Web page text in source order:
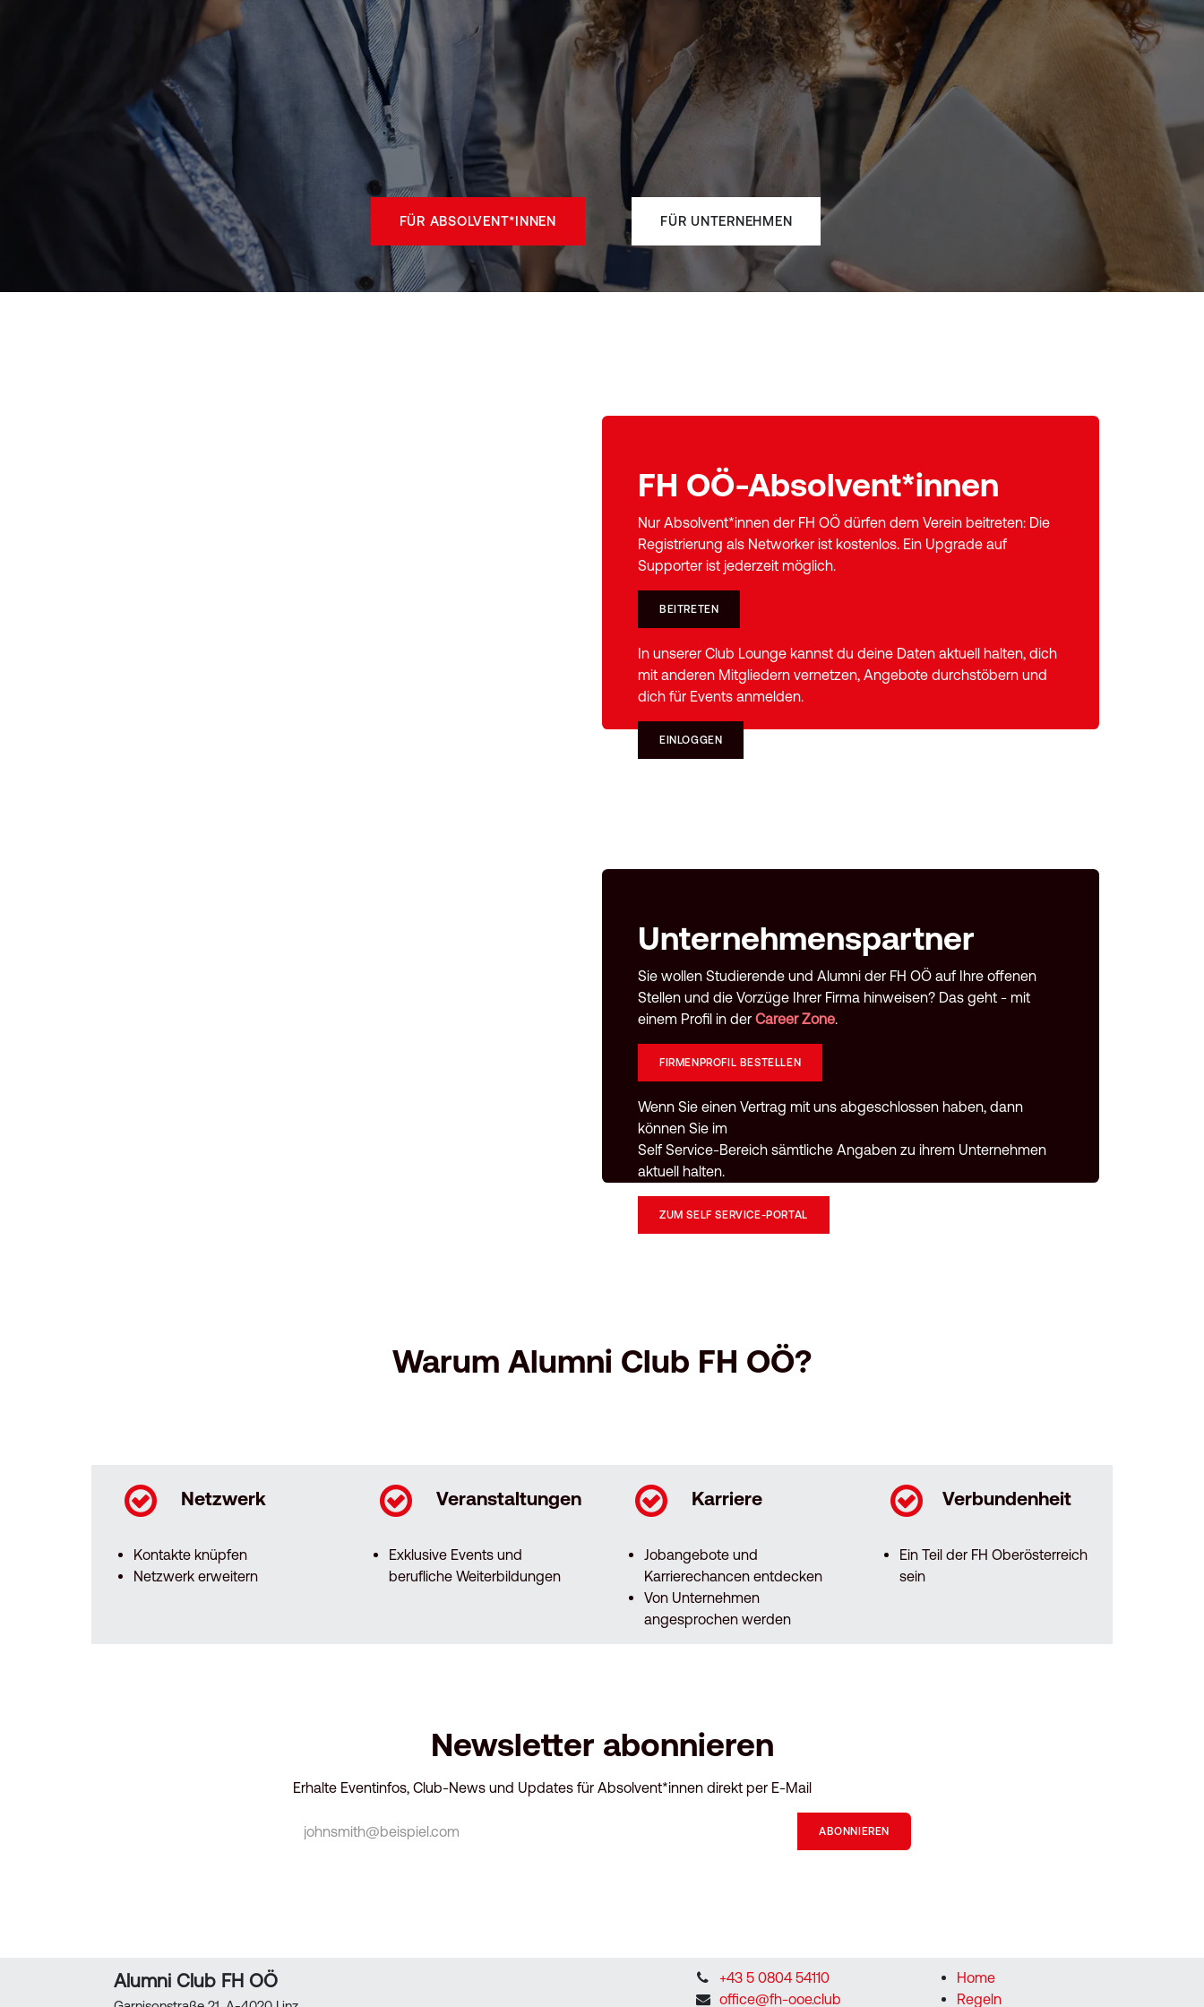
FÜR ABSOLVENT*INNEN FÜR UNTERN​​EHMEN
FH OÖ-Absolvent*innen
Nur Absolvent*innen der FH OÖ dürfen dem Verein beitreten: Die
Registrierung als Networker ist kostenlos. Ein Upgrade auf
Supporter ist jederzeit möglich.
BEITRETEN
In unserer Club Lounge kannst du deine Daten aktuell halten, dich
mit anderen Mitgliedern vernetzen, Angebote durchstöbern und
dich für Events anmelden.
EINLOGGEN
Unternehmenspartner
Sie wollen Studierende und Alumni der FH OÖ auf Ihre offenen
Stellen und die Vorzüge Ihrer Firma hinweisen? Das geht - mit
einem Profil in der Career Zone.
FIRMENPROFIL BESTELLEN
Wenn Sie einen Vertrag mit uns abgeschlossen haben, dann
können Sie im
Self Service-Bereich sämtliche Angaben zu ihrem Unternehmen
aktuell halten.
ZUM SELF SERVICE-PORTAL
Warum Alumni Club FH OÖ?
Netzwerk
Kontakte knüpfen
Netzwerk erweitern
Veranstaltungen
Exklusive Events und
berufliche Weiterbildungen
Karriere
Jobangebote und
Karrierechancen entdecken
Von Unternehmen
angesprochen werden
Verbundenheit
Ein Teil der FH Oberösterreich
sein
Newsletter abonnieren
Erhalte Eventinfos, Club-News und Updates für Absolvent*innen direkt per E-Mail
ABONNIEREN
Alumni Club FH OÖ
Home
Regeln
+43 5 0804 54110
office@fh-ooe.club